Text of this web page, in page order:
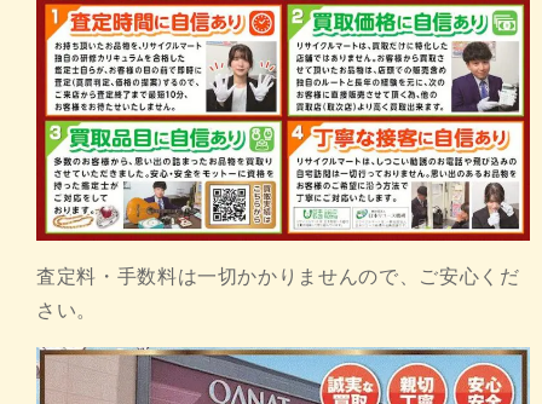
査定料・手数料は一切かかりませんので、ご安心くだ
さい。